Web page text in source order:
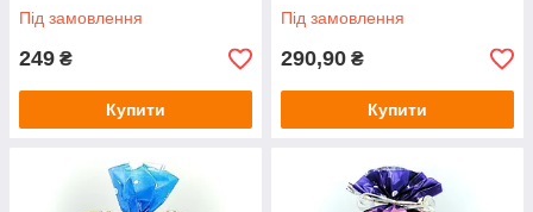
Під замовлення
249 ₴
Купити
Під замовлення
290,90 ₴
Купити